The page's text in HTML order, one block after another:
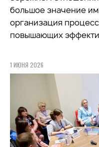
большое значение
организация
повышающих
1 ИЮНЯ 2026